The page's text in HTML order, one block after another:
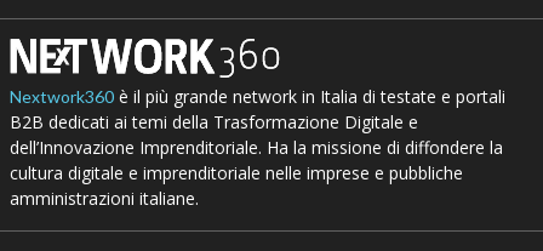
Nextwork360è il più grande network in Italia di testate e portali
B2B dedicati ai temi della Trasformazione Digitale e
dell’Innovazione Imprenditoriale. Ha la missione di diffondere la
cultura digitale e imprenditoriale nelle imprese e pubbliche
amministrazioni italiane.